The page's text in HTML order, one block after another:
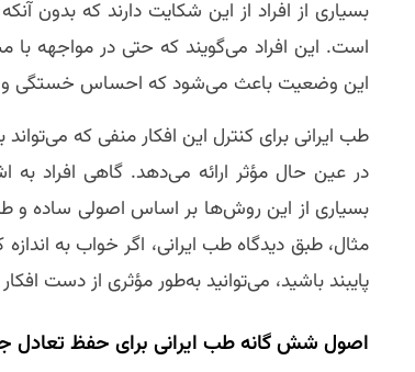
بسیاری از افراد از این شکایت دارند که بدون
است. این افراد می‌گویند که حتی در مواجهه با
این وضعیت باعث می‌شود که احساس خستگی و
طب ایرانی برای کنترل این افکار منفی که
در عین حال مؤثر ارائه می‌دهد. گاهی افراد به
بسیاری از این روش‌ها بر اساس اصولی ساده و
مثال، طبق دیدگاه طب ایرانی، اگر خواب به
پایبند باشید، می‌توانید به‌طور مؤثری از دست
اصول شش‌ گانه طب ایرانی برای حفظ تعادل